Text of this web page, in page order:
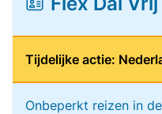
Tijdelijke actie:
Onbeperkt reizen in